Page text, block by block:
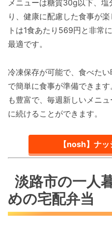
メニューは糖質30g以下、
り、健康に配慮した食事が
トは1食あたり569円と非常
最適です。
冷凍保存が可能で、食べた
で簡単に食事が準備できま
も豊富で、毎週新しいメニ
に続けることができます。
【nosh】ナ
淡路市の一人
めの宅配弁当